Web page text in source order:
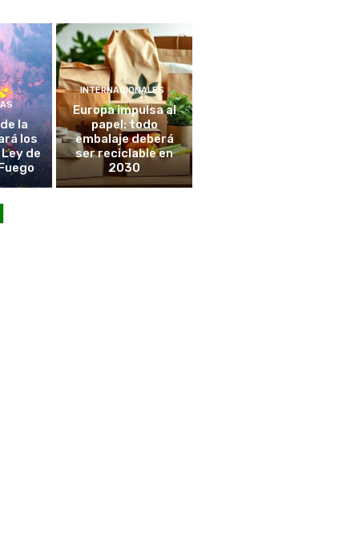
la
los
de
INTERNACIONALES
Europa impulsa al
papel: todo
embalaje deberá
ser reciclable en
2030